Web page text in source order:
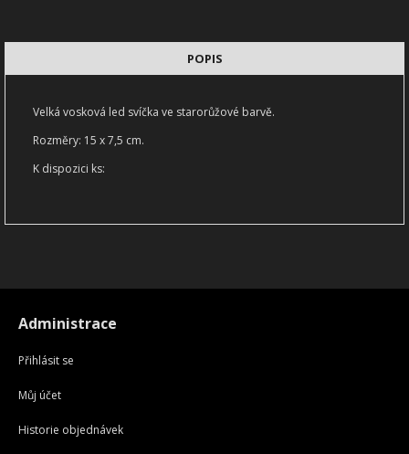
POPIS
Velká vosková led svíčka ve starorůžové barvě.
Rozměry: 15 x 7,5 cm.
K dispozici ks:
Administrace
Přihlásit se
Můj účet
Historie objednávek